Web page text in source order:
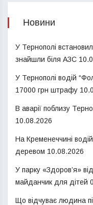
Новини
У Тернополі
знайшли біля АЗС
У Тернополі водій
17000 грн штрафу
В аварії поблизу
10.08.2026
На Кременеччині водій
деревом 10.08.2026
У парку «Здоров’я»
майданчик для дітей
Що відчуває людина